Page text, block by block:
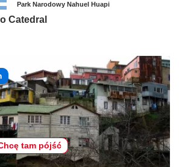
Park Narodowy Nahuel Huapi
Catedral
tam pójść